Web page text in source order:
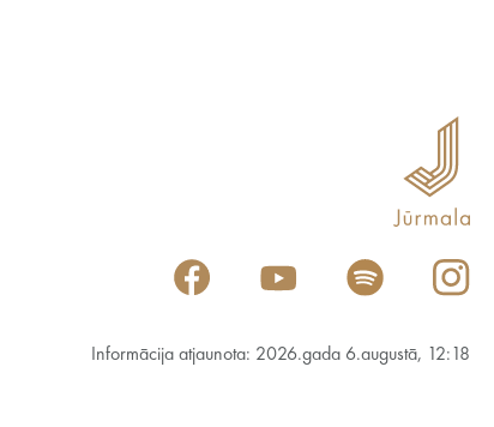
Informācija atjaunota: 2026.gada 6.augustā, 12:18